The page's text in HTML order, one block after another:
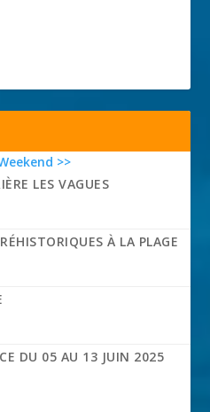
>>
LES VAGUES
À LA PLAGE
DU 05 AU 13 JUIN 2025